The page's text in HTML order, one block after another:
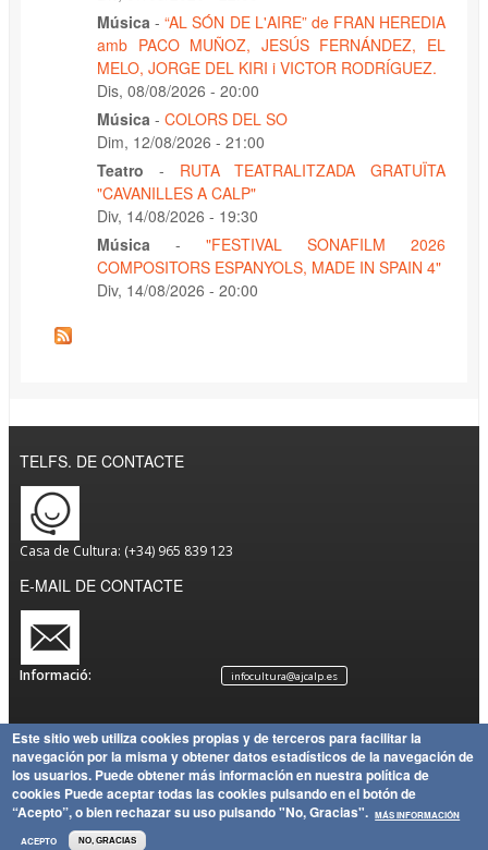
Música -“AL SÓN DE L'AIRE” de FRAN HEREDIA
amb PACO MUÑOZ, JESÚS FERNÁNDEZ, EL
MELO, JORGE DEL KIRI i VICTOR RODRÍGUEZ.
Dis, 08/08/2026 - 20:00
Música - COLORS DEL SO
Dim, 12/08/2026 - 21:00
Teatro
- RUTA TEATRALITZADA GRATUÏTA
"CAVANILLES A CALP"
Div, 14/08/2026 - 19:30
Música
- "FESTIVAL SONAFILM 2026
COMPOSITORS ESPANYOLS, MADE IN SPAIN 4"
Div, 14/08/2026 - 20:00
TELFS. DE CONTACTE
Casa de Cultura: (+34) 965 839 123
E-MAIL DE CONTACTE
Informació: infocultura@ajcalp.es
Avís
Legal
Política
de
Privacitat
Política
de
Mapa
del Lloc
Copyright
Ajuntament de Calp
Este sitio web utiliza cookies propias y de terceros para facilitar la
navegación por la misma y obtener datos estadísticos de la navegación de
los usuarios. Puede obtener más información en nuestra política de
cookies Puede aceptar todas las cookies pulsando en el botón de
“Acepto”, o bien rechazar su uso pulsando "No, Gracias". MÁS INFORMACIÓN
ACEPTO NO, GRACIAS